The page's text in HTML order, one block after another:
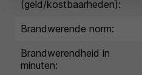
(geld/kostbaarheden):
Brandwerende norm:
Brandwerendheid in
minuten: